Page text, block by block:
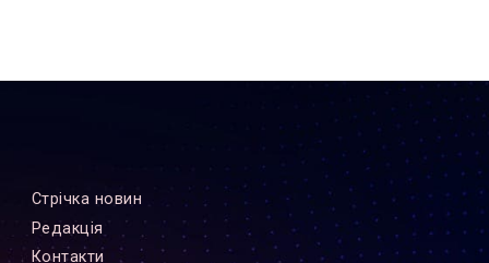
Стрiчка новин
Редакцiя
Контакти